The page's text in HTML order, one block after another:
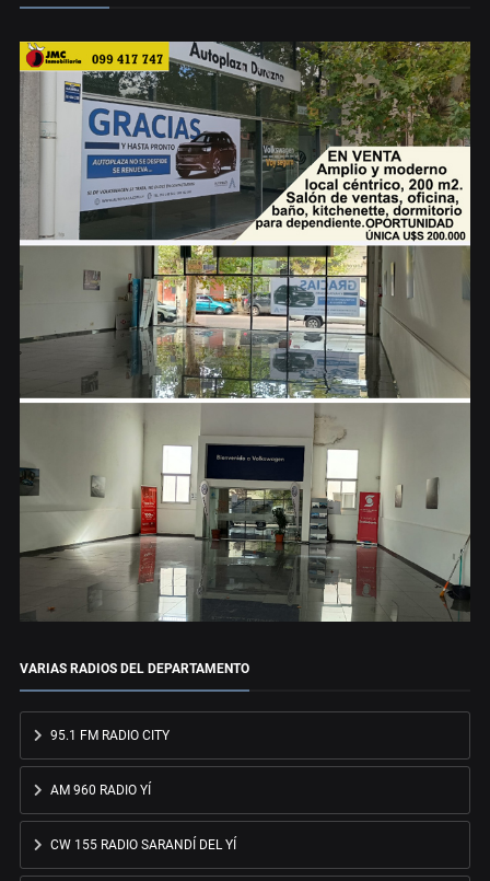
VARIAS RADIOS DEL DEPARTAMENTO
95.1 FM RADIO CITY
AM 960 RADIO YÍ
CW 155 RADIO SARANDÍ DEL YÍ